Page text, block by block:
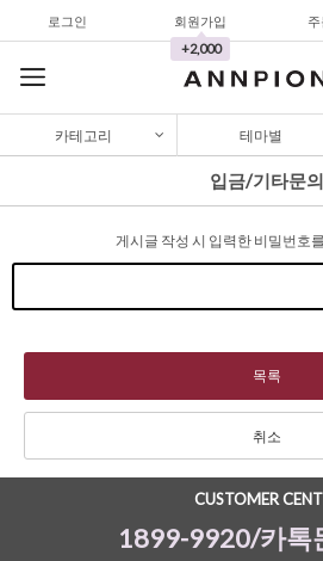
로그인
회원가입
+2,000
주
가디건/니트
한정세일
셔츠&블라우스
가디건/니트
와이드팬츠
카테고리 테마별
입금/기타문의
게시글 작성 시 입력한 비밀번호
목록
취소
CUSTOMER
1899-9920/카톡